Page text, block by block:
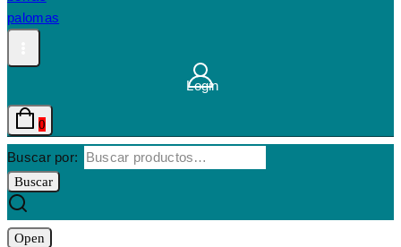
Login
0
Buscar por:
Buscar
Open